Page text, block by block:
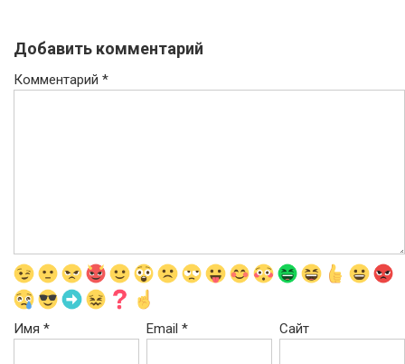
Добавить комментарий
Комментарий *
Имя * Email* Сайт